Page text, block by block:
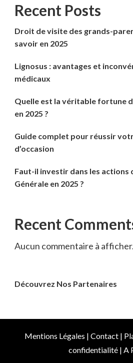
Recent Posts
Droit de visite des grands-
savoir en 2025
Lignosus : avantages et
médicaux
Quelle est la véritable fortune
en 2025 ?
Guide complet pour réussir
d’occasion
Faut-il investir dans les actions
Générale en 2025 ?
Recent
Aucun commentaire à afficher.
Découvrez Nos Partenaires
Mentions Légales | Contact|
confidentialité | A